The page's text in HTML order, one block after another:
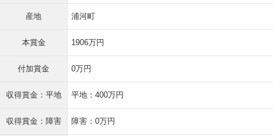
産地 浦河町
本賞金 1906万円
付加賞金 0万円
収得賞金：平地 平地：400万円
収得賞金：障害 障害：0万円